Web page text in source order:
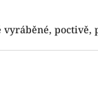
hvězdiček.
poctivě,
hvězdiček.